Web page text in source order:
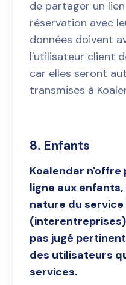
de partager un
réservation avec
données doivent
l'utilisateur client
car elles seront
transmises à
8. Enfants
Koalendar n'offre
ligne aux
nature du
pas jugé
des utilisateurs
services.